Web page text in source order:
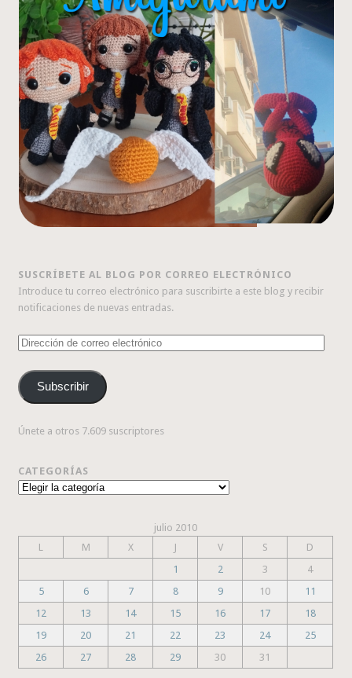
SUSCRÍBETE AL BLOG POR CORREO ELECTRÓNICO
Introduce tu correo electrónico para suscribirte a este blog y recibir
notificaciones de nuevas entradas.
Dirección
correo
electrónico
Subscribir
Únete a otros 7.609 suscriptores
CATEGORÍAS
Categorías
julio 2010
L
M X J V S
D
1
2 3
4
5
6 7 8 9 10
11
12
13 14 15 16 17
18
19
20 21 22 23 24
25
26
27 28 29 30 31